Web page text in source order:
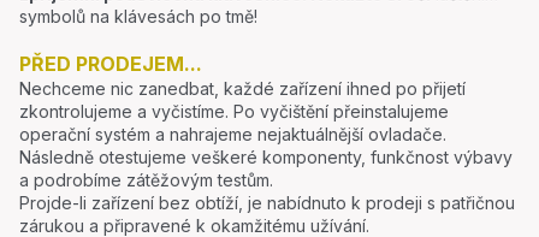
symbolů na klávesách po tmě!
PŘED PRODEJEM...
Nechceme nic zanedbat, každé zařízení ihned po přijetí
zkontrolujeme a vyčistíme. Po vyčištění přeinstalujeme
operační systém a nahrajeme nejaktuálnější ovladače.
Následně otestujeme veškeré komponenty, funkčnost výbavy
a podrobíme zátěžovým testům.
Projde-li zařízení bez obtíží, je nabídnuto k prodeji s patřičnou
zárukou a připravené k okamžitému užívání.